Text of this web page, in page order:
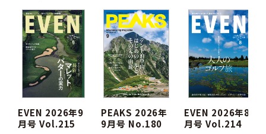
EVEN 2026年9
月号 Vol.215
PEAKS 2026年
9月号 No.180
EVEN 2026年8
月号 Vol.214